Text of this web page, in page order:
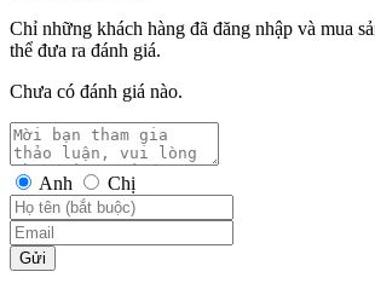
Chỉ những khách hàng đã đăng nhập và mua
thể đưa ra đánh giá.
Chưa có đánh giá nào.
Anh Chị
Gửi